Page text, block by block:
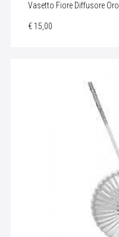
Vasetto Fiore Diffusore Oro
€ 15,00